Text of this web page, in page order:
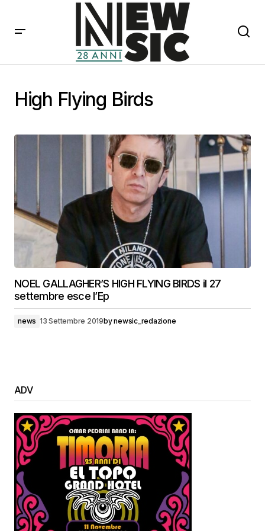
High Flying Birds
NOEL GALLAGHER’S HIGH FLYING BIRDS il 27
settembre esce l’Ep
news 13 Settembre 2019bynewsic_redazione
ADV